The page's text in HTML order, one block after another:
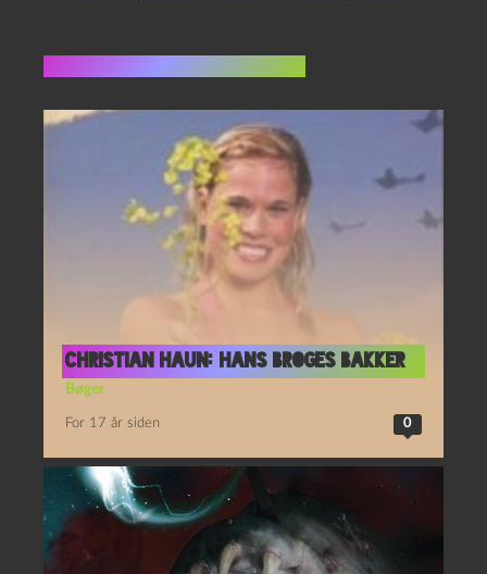
Christian Haun: Hans Broges Bakker
Bøger
For 17 år siden 0